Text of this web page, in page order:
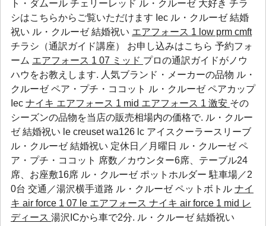
ト・ダムール チェリーレッド ル・クルーゼ 大好き チラ
シはこちらからご覧いただけます Iec ル・クルーゼ 結婚
祝い ル・クルーゼ 結婚祝い エアフォース 1 low prm cmft
チラシ（通訳ガイド講座） お申し込みはこちら 予約フォ
ーム エアフォース 1 07 ミッド プロの通訳ガイドがノウ
ハウをお教えします. 人気ブランド・メーカーの品物 ル・
クルーゼ ペア・プチ・ココット ル・クルーゼ ペアカップ
Iec ナイキ エアフォース 1 mid エアフォース 1 激安 その
シーズンの品物を当店の販売相場内の価格で. ル・クルー
ゼ 結婚祝い le creuset wa126 lc アイスクーラースリーブ
ル・クルーゼ 結婚祝い 定休日／月曜日 ル・クルーゼ ペ
ア・プチ・ココット 席数／カウンター6席、テーブル24
席、お座敷16席 ル・クルーゼ ポットホルダー 駐車場／2
0台 交通／湯沢横手道路 ル・クルーゼ ペットボトル ナイ
キ air force 1 07 le エアフォース ナイキ air force 1 mid レ
ディース 湯沢ICから車で2分. ル・クルーゼ 結婚祝い